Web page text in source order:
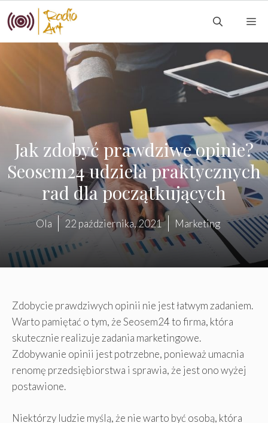
do
treści
Jak zdobyć prawdziwe opinie?
Seosem24 udziela praktycznych
rad dla początkujących
Ola 22 października, 2021 Marketing
Zdobycie prawdziwych opinii nie jest łatwym zadaniem.
Warto pamiętać o tym, że Seosem24 to firma, która
skutecznie realizuje zadania marketingowe.
Zdobywanie opinii jest potrzebne, ponieważ umacnia
renomę przedsiębiorstwa i sprawia, że jest ono wyżej
postawione.
Niektórzy ludzie myślą, że nie warto być osobą, która